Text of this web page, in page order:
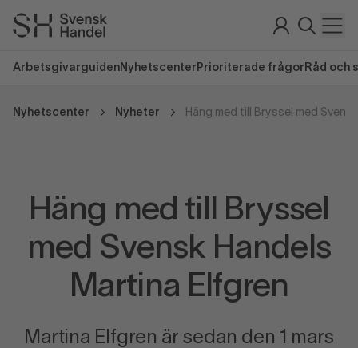
Arbetsgivarguiden Nyhetscenter Prioriterade frågor Råd och
Nyhetscenter Nyheter
Häng med till Bryssel
med Svensk Handels
Martina Elfgren
Martina Elfgren är sedan den 1 mars